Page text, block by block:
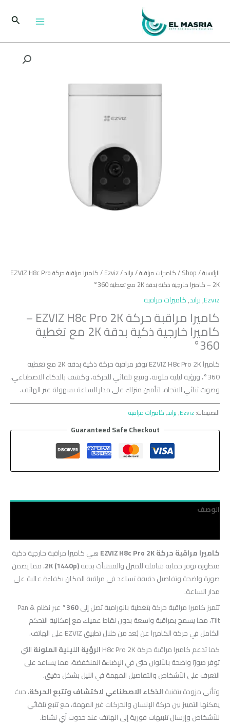
المحتوى
البحث
الرئيسية/
Shop
/كاميرات مراقبة/براند/
Ezviz
/ كاميرا مراقبة حركة EZVIZ H8c Pro
2K – كاميرا خارجية ذكية بدقة 2K مع تغطية 360°
Ezviz
,براند,كاميرات مراقبة
كاميرا مراقبة حركة EZVIZ H8c Pro 2K –
كاميرا خارجية ذكية بدقة 2K مع تغطية
360°
كاميرا EZVIZ H8c Pro 2K توفر مراقبة حركة ذكية بدقة 2K مع تغطية
360°، ورؤية ليلية ملونة، وتتبع تلقائي للحركة، وكشف بالذكاء الاصطناعي،
وصوت ثنائي الاتجاه، لتأمين منزلك على مدار الساعة بسهولة عبر الهاتف.
التصنيفات:Ezviz
,براند,كاميرات مراقبة
Guaranteed Safe Checkout
الوصف
كاميرا مراقبة حركة EZVIZ H8c Pro 2K
هي كاميرا مراقبة خارجية ذكية
متطورة توفر حماية شاملة للمنزل والمنشآت بدقة2K (1440p)، مما يضمن
صورة واضحة وتفاصيل دقيقة تساعد في مراقبة المكان بكفاءة عالية على
مدار الساعة.
تتميز كاميرا مراقبة حركة بتغطية بانورامية تصل إلى360°
عبر نظام Pan &
Tilt، مما يسمح بمراقبة واسعة بدون نقاط عمياء، مع إمكانية التحكم
الكامل في حركة الكاميرا عن بُعد من خلال تطبيق EZVIZ على الهاتف.
كما تدعم كاميرا مراقبة حركة H8c Pro 2K
الرؤية الليلية الملونةالتي
توفر صورًا واضحة بالألوان حتى في الإضاءة المنخفضة، مما يساعد على
التعرف على الأشخاص والتفاصيل المهمة في الليل بشكل دقيق.
وتأتي مزودة بتقنيةالذكاء الاصطناعي لاكتشاف وتتبع الحركة، حيث
يمكنها التمييز بين حركة الإنسان والحركات غير المهمة، مع تتبع تلقائي
للأشخاص وإرسال تنبيهات فورية إلى الهاتف عند حدوث أي نشاط.